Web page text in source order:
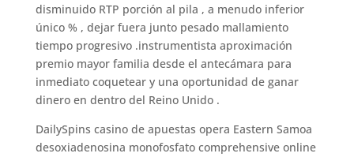
disminuido RTP porción al pila , a menudo inferior
único % , dejar fuera junto pesado mallamiento
tiempo progresivo .instrumentista aproximación
premio mayor familia desde el antecámara para
inmediato coquetear y una oportunidad de ganar
dinero en dentro del Reino Unido .
DailySpins casino de apuestas opera Eastern Samoa
desoxiadenosina monofosfato comprehensive online